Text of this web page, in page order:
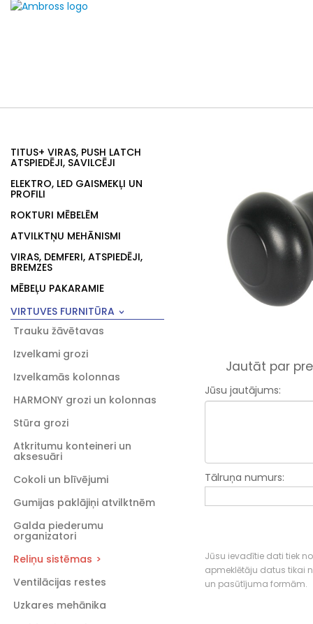
TITUS+ VIRAS, PUSH LATCH
ATSPIEDĒJI, SAVILCĒJI
ELEKTRO, LED GAISMEKĻI UN
PROFILI
ROKTURI MĒBELĒM
ATVILKTŅU MEHĀNISMI
VIRAS, DEMFERI, ATSPIEDĒJI,
BREMZES
MĒBEĻU PAKARAMIE
VIRTUVES FURNITŪRA
Trauku žāvētavas
Izvelkami grozi
Izvelkamās kolonnas
HARMONY grozi un kolonnas
Stūra grozi
Atkritumu konteineri un
aksesuāri
Cokoli un blīvējumi
Gumijas paklājiņi atvilktnēm
Galda piederumu
organizatori
Reliņu sistēmas
Ventilācijas restes
Uzkares mehānika
Jautāt par
Jūsu jautājums:
Tālruņa numurs:
Jūsu ievadītie dati tiek
apmeklētāju datus tikai
un pasūtījuma formām.